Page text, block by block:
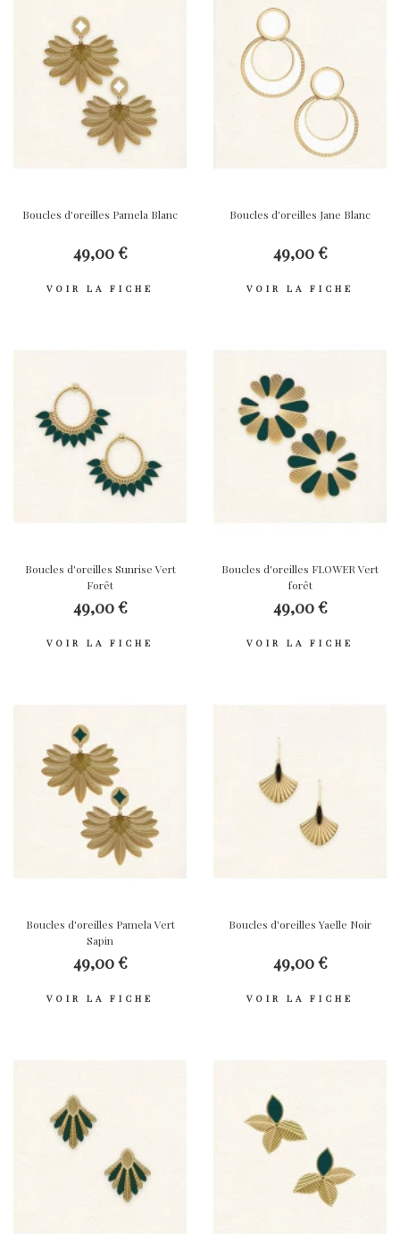
Boucles d'oreilles Pamela Blanc
49,00 €
VOIR LA FICHE
Boucles d'oreilles Jane Blanc
49,00 €
VOIR LA FICHE
Boucles d'oreilles Sunrise Vert
Forêt
49,00 €
VOIR LA FICHE
Boucles d'oreilles FLOWER Vert
forêt
49,00 €
VOIR LA FICHE
Boucles d'oreilles Pamela Vert
Sapin
49,00 €
VOIR LA FICHE
Boucles d'oreilles Yaelle Noir
49,00 €
VOIR LA FICHE